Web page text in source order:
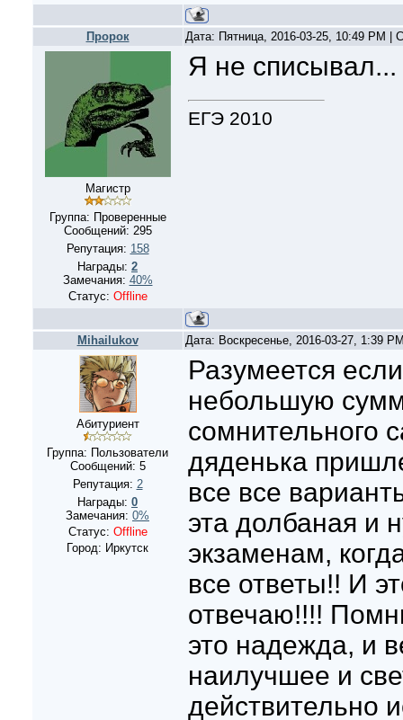
Пророк Дата: Пятница, 2016-03-25, 10:49 PM |
Магистр
Группа: Проверенные
Сообщений: 295
Репутация: 158
Награды: 2
Замечания: 40%
Статус: Offline
Я не
ЕГЭ 2010
Mihailukov Дата: Воскресенье, 2016-03-27, 1:39
Абитуриент
Группа: Пользователи
Сообщений: 5
Репутация: 2
Награды: 0
Замечания: 0%
Статус: Offline
Город: Иркутск
Разумеется
небольшую
сомнительного
дяденька
все все
эта долбаная и
экзаменам,
все ответы!! И
отвечаю!!!!
это надежда, и
наилучшее и
действительно